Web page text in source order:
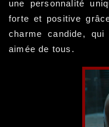
une personnalité
forte et positive
charme candide,
aimée de tous.